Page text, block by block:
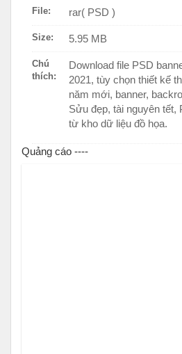
File: rar( PSD )
Size: 5.95 MB
Chú
thích:
Download file PSD
2021, tùy chọn thiết kế
năm mới, banner,
Sửu đẹp, tài nguyên tết,
từ kho dữ liệu đồ họa.
Quảng cáo ----